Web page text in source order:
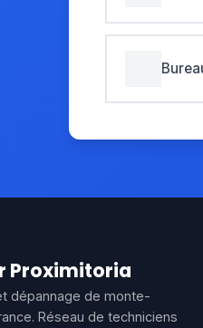
Proximitoria
dépannage de monte-
Réseau de techniciens